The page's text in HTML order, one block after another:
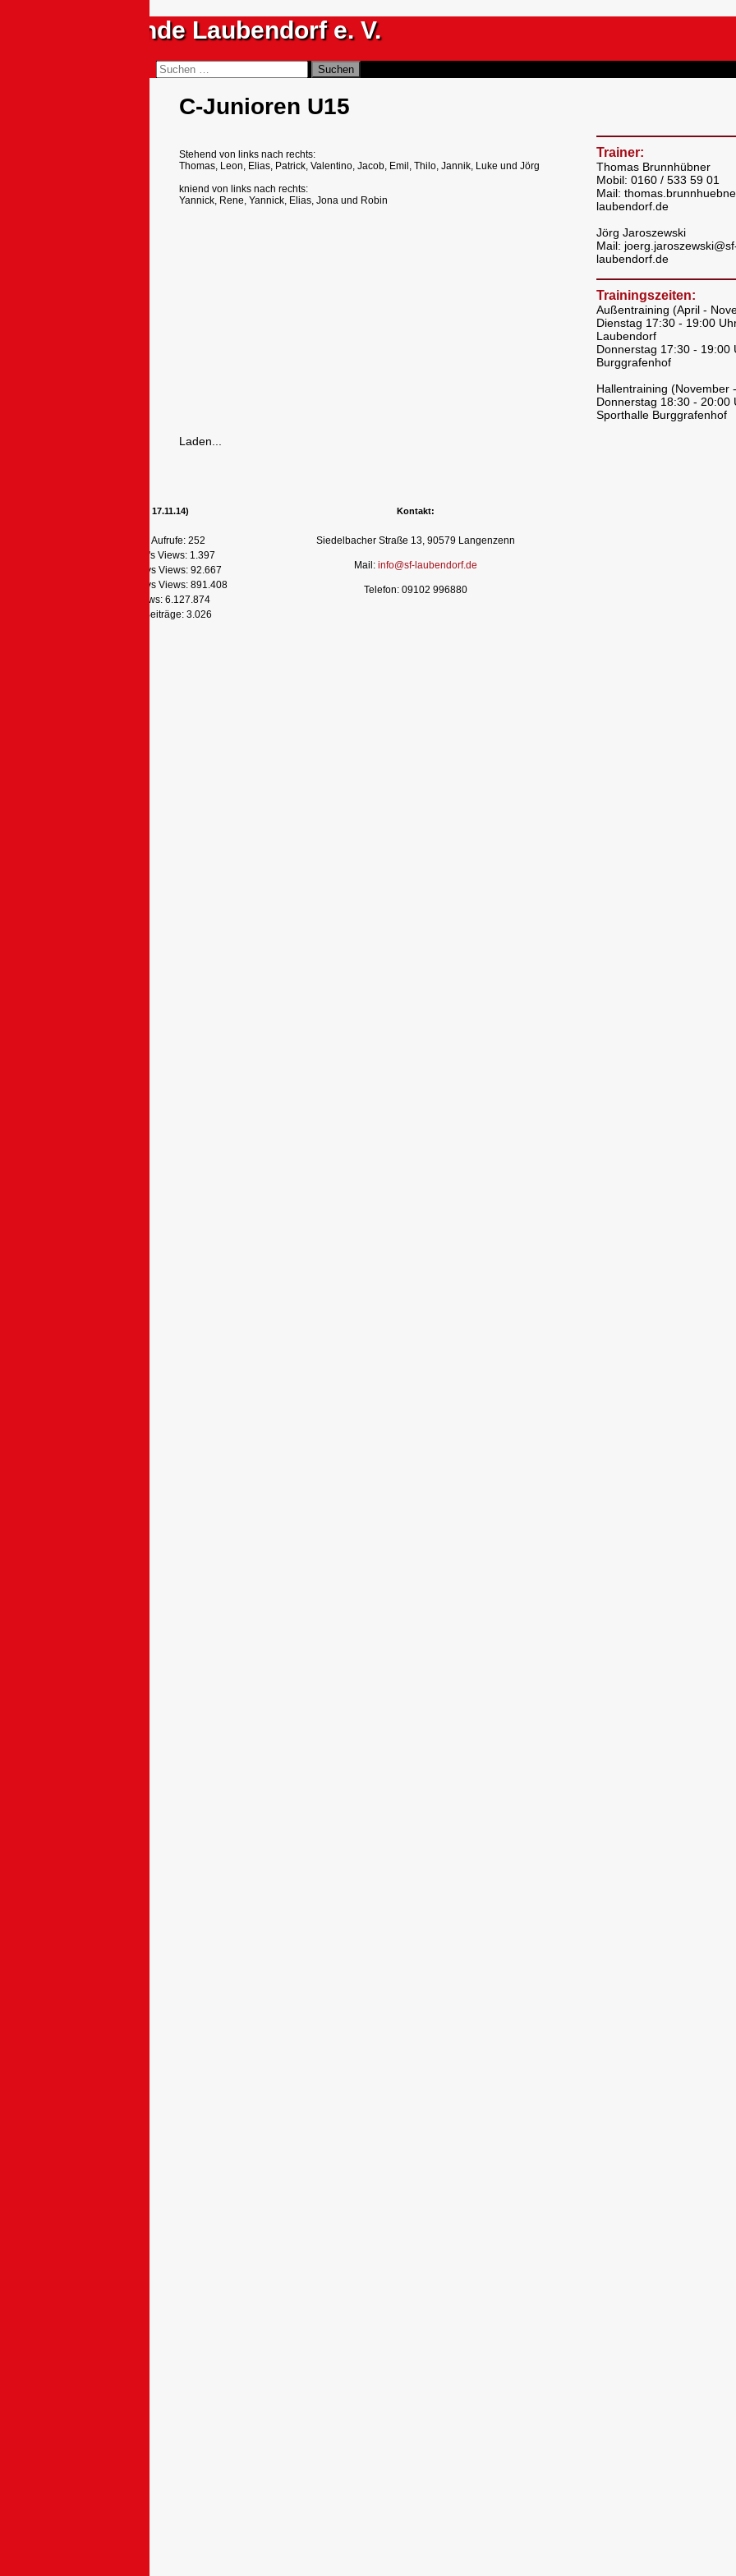
Sportfreunde Laubendorf e. V.
Suchen
nach:
C-Junioren U15
Stehend von links nach rechts:
Thomas, Leon, Elias, Patrick, Valentino, Jacob, Emil, Thilo, Jannik, Luke und Jörg
kniend von links nach rechts:
Yannick, Rene, Yannick, Elias, Jona und Robin
Trainer:
Thomas Brunnhübner
Mobil: 0160 / 533 59 01
Mail:
laubendorf.de
Jörg Jaroszewski
Mail:
laubendorf.de
Trainingszeiten:
Außentraining (April -
Dienstag 17:30 - 19:00
Laubendorf
Donnerstag 17:30 - 19:00
Burggrafenhof
Hallentraining (November
Donnerstag 18:30 - 20:00
Sporthalle Burggrafenhof
Laden...
Statistik (ab 17.11.14)
Heutige Aufrufe: 252
Yesterday's Views: 1.397
Last 30 Days Views: 92.667
Last 365 Days Views: 891.408
Total Views: 6.127.874
Gesamt Beiträge: 3.026
Kontakt:
Siedelbacher Straße 13, 90579 Langenzenn
Mail: info@sf-laubendorf.de
Telefon: 09102 996880